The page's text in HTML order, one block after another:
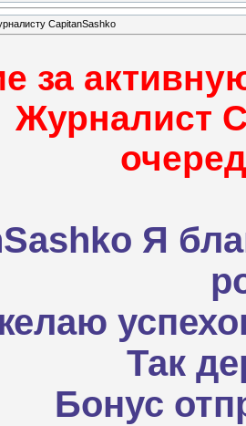
CapitanSashko
за
Журналист
Я
Так
Бонус